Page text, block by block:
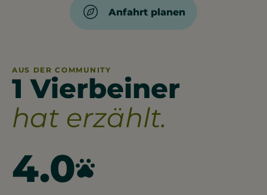
Anfahrt planen
AUS DER COMMUNITY
1 Vierbeiner
hat erzählt.
4.0